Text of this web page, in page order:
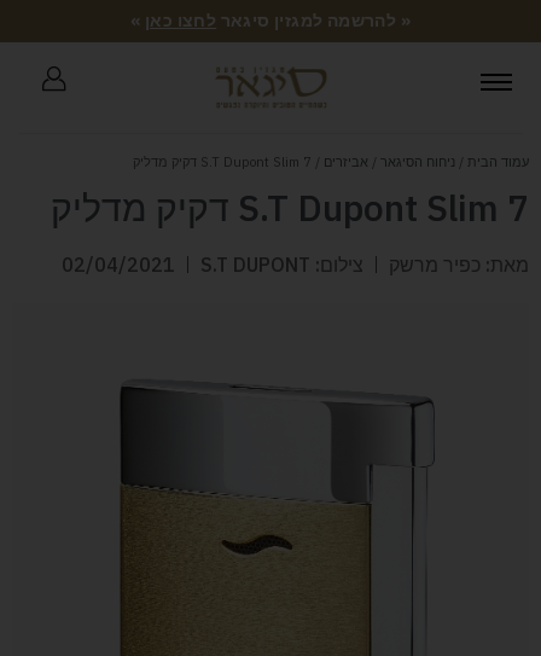
« להרשמה למגזין סיגאר לחצו כאן »
עמוד הבית / ניחוח הסיגאר / אביזרים / S.T Dupont Slim 7 דקיק מדליק
S.T Dupont Slim 7 דקיק מדליק
מאת: כפיר מרשק צילום: S.T DUPONT 02/04/2021